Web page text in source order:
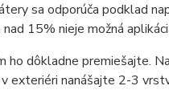
sa odporúča podklad
15% nieje možná
ho dôkladne premiešajte.
exteriéri nanášajte 2-3